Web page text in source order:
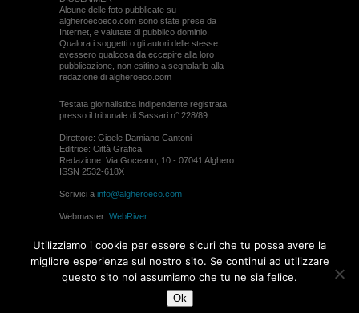
Alcune delle foto pubblicate su
algheroecoeco.com sono state prese da
Internet, e valutate di pubblico dominio.
Qualora i soggetti o gli autori delle stesse
avessero qualcosa da eccepire alla loro
pubblicazione, non esitino a segnalarlo alla
redazione di algheroeco.com
Testata giornalistica indipendente registrata
presso il tribunale di Sassari n° 228/89
Direttore: Gioele Damiano Cantoni
Editrice: Città Grafica
Redazione: Via Goceano, 10 - 07041 Alghero
ISSN 2532-618X
Scrivici a info@algheroeco.com
Webmaster: WebRiver
permesso di algheroeco.com
Utilizziamo i cookie per essere sicuri che tu possa avere la
migliore esperienza sul nostro sito. Se continui ad utilizzare
questo sito noi assumiamo che tu ne sia felice.
Ok